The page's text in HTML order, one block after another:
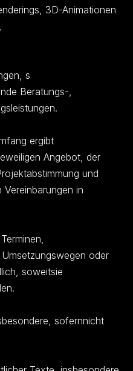
3D-Animationen
s
Beratungs-,
ergibt
Angebot, der
und
in
oder
soweitsie
sofernnicht